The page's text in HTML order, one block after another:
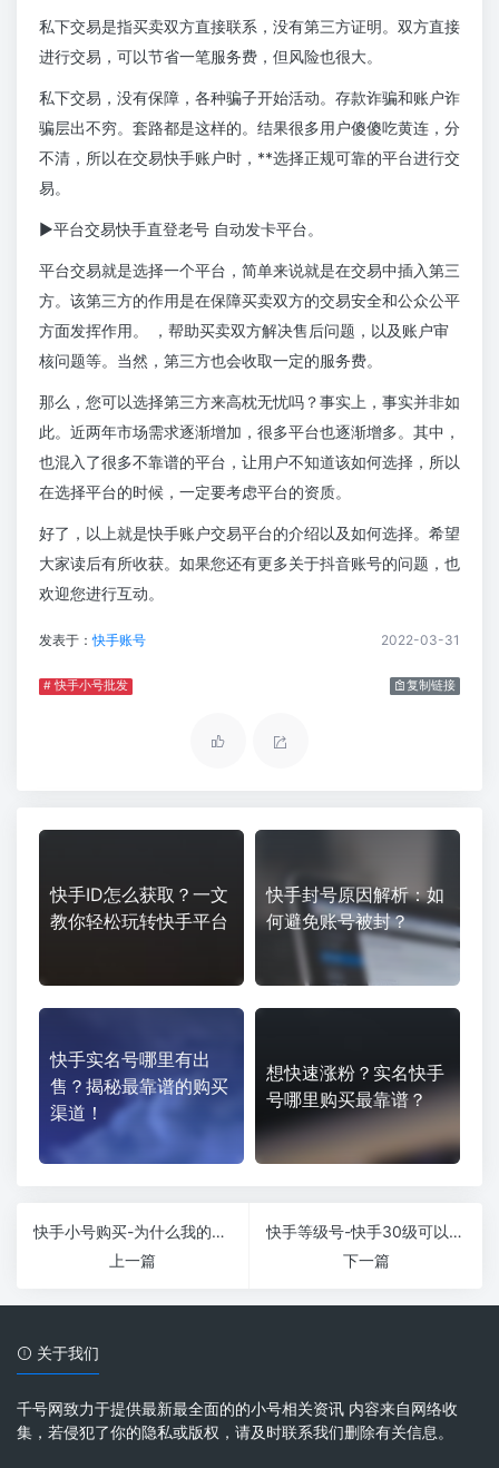
私下交易是指买卖双方直接联系，没有第三方证明。双方直接
进行交易，可以节省一笔服务费，但风险也很大。
私下交易，没有保障，各种骗子开始活动。存款诈骗和账户诈
骗层出不穷。套路都是这样的。结果很多用户傻傻吃黄连，分
不清，所以在交易快手账户时，**选择正规可靠的平台进行交
易。
▶平台交易快手直登老号 自动发卡平台。
平台交易就是选择一个平台，简单来说就是在交易中插入第三
方。该第三方的作用是在保障买卖双方的交易安全和公众公平
方面发挥作用。 ，帮助买卖双方解决售后问题，以及账户审
核问题等。当然，第三方也会收取一定的服务费。
那么，您可以选择第三方来高枕无忧吗？事实上，事实并非如
此。近两年市场需求逐渐增加，很多平台也逐渐增多。其中，
也混入了很多不靠谱的平台，让用户不知道该如何选择，所以
在选择平台的时候，一定要考虑平台的资质。
好了，以上就是快手账户交易平台的介绍以及如何选择。希望
大家读后有所收获。如果您还有更多关于抖音账号的问题，也
欢迎您进行互动。
发表于：快手账号 2022-03-31
# 快手小号批发 复制链接
快手ID怎么获取？一文
教你轻松玩转快手平台
快手封号原因解析：如
何避免账号被封？
快手实名号哪里有出
售？揭秘最靠谱的购买
渠道！
想快速涨粉？实名快手
号哪里购买最靠谱？
快手小号购买-为什么我的快手账号不能流行？快手账号都买了吗？
上一篇
快手等级号-快手30级可以卖吗？
下一篇
关于我们
千号网致力于提供最新最全面的的小号相关资讯 内容来自网络收
集，若侵犯了你的隐私或版权，请及时联系我们删除有关信息。